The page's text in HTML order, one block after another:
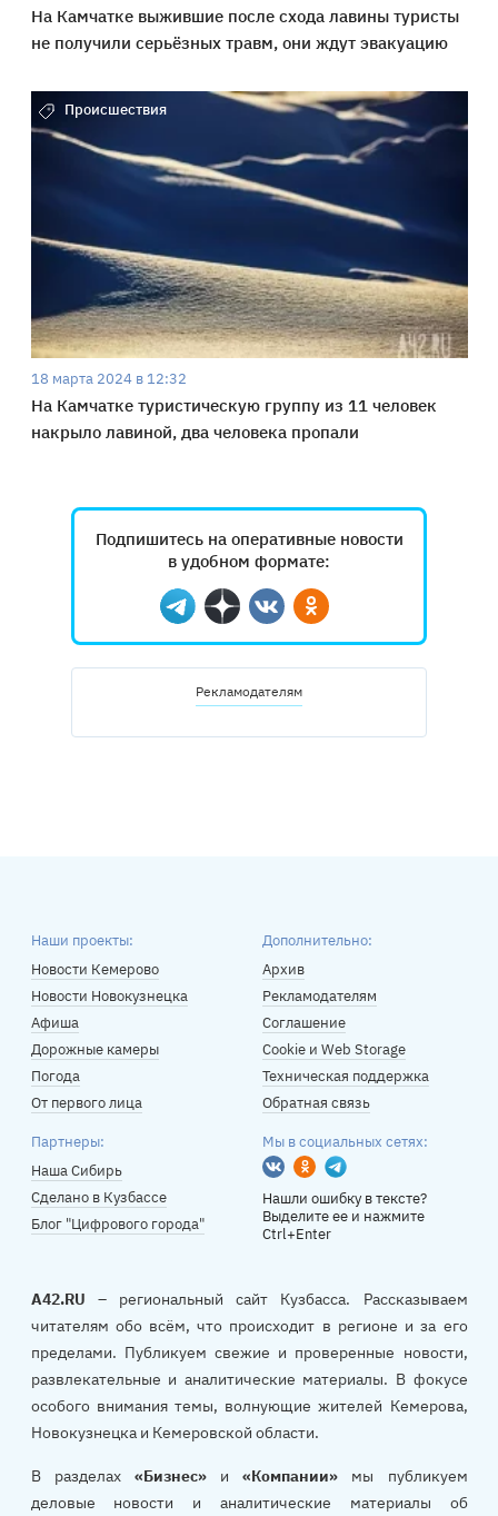
На Камчатке выжившие после схода лавины туристы
не получили серьёзных травм, они ждут эвакуацию
Происшествия
18 марта 2024 в 12:32
На Камчатке туристическую группу из 11 человек
накрыло лавиной, два человека пропали
Подпишитесь на оперативные новости
в удобном формате:
Telegram
ДзенВконтактеОдноклассники
Рекламодателям
Наши проекты:
Новости Кемерово
Новости Новокузнецка
Афиша
Дорожные камеры
Погода
От первого лица
Дополнительно:
Архив
Рекламодателям
Соглашение
Cookie и Web Storage
Техническая поддержка
Обратная связь
Партнеры:
Наша Сибирь
Сделано в Кузбассе
Блог "Цифрового города"
Мы в социальных сетях:
Вконтакте
Одноклассники
Telegram
Нашли ошибку в тексте?
Выделите ее и нажмите
Ctrl+Enter
A42.RU – региональный сайт Кузбасса. Рассказываем
читателям обо всём, что происходит в регионе и за его
пределами. Публикуем свежие и проверенные новости,
развлекательные и аналитические материалы. В фокусе
особого внимания темы, волнующие жителей Кемерова,
Новокузнецка и Кемеровской области.
В разделах «Бизнес»и«Компании» мы публикуем
деловые новости и аналитические материалы об